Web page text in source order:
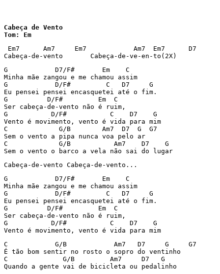
Cabeça de Vento
Tom: Em
Em7      Am7     Em7            Am7  Em7      D7
Cabeça-de-vento       Cabeça-de-ve-en-to(2X)
G            D7/F#       Em    C
Minha mãe zangou e me chamou assim
G            D/F#         C   D7     G
Eu pensei pensei encasquetei até o fim.
G          D/F#         Em  C
Ser cabeça-de-vento não é ruim,
G           D/F#           C    D7    G
Vento é movimento, vento é vida para mim
C             G/B        Am7  D7  G  G7
Sem o vento a pipa nunca voa pelo ar
C             G/B           Am7    D7    G
Sem o vento o barco a vela não sai do lugar
Cabeça-de-vento Cabeça-de-vento...
G            D7/F#       Em    C
Minha mãe zangou e me chamou assim
G            D/F#         C   D7     G
Eu pensei pensei encasquetei até o fim.
G          D/F#         Em  C
Ser cabeça-de-vento não é ruim,
G           D/F#           C    D7    G
Vento é movimento, vento é vida para mim
C            G/B            Am7   D7     G     G7
É tão bom sentir no rosto o sopro do ventinho
C              G/B         Am7     D7   G
Quando a gente vai de bicicleta ou pedalinho